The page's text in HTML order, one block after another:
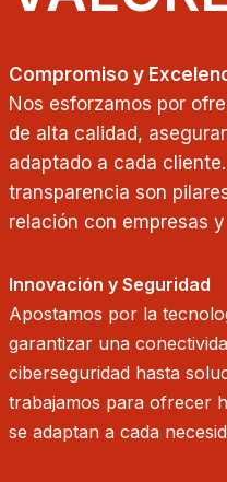
Compromiso y
Nos esforzamos por
de alta calidad,
adaptado a cada
transparencia son
relación con empresas
Innovación y Seguridad
Apostamos por la
garantizar una
ciberseguridad hasta
trabajamos para ofrecer
se adaptan a cada